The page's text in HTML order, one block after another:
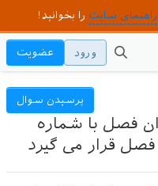
راهنمای سایت را بخوانید!
ورود عضویت
فصل با شماره
قرار می گیرد
پرسیدن سوال